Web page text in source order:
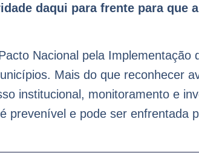
daqui para frente para que
Nacional pela
Mais do que reconhecer
institucional, monitoramento e
prevenível e pode ser enfrentada